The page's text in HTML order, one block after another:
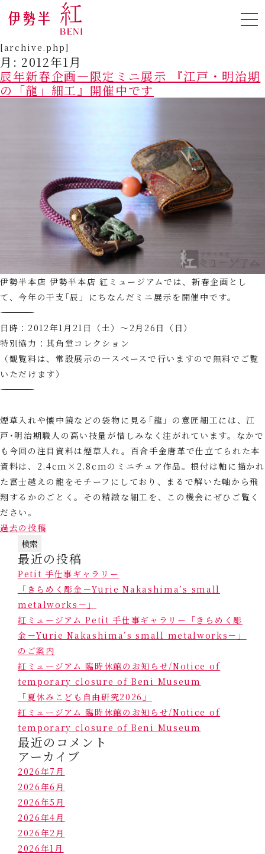
[archive.php]
月: 2012年1月
辰年新春企画―限定ミニ展示 『江戸・明治期
の「龍」細工』開催中です
伊勢半本店 伊勢半本店 紅ミュージアムでは、新春企画とし
て、今年の干支｢辰」にちなんだミニ展示を開催中です。
―――――――――――――――――――――――――――――――――
日時：2012年1月21日（土）～2月26日（日）
特別協力：其角堂コレクション
（観覧料は、常設展示の一スペースで行いますので無料でご覧
いただけます）
―――――――――――――――――――――――――――――――――
煙草入れや懐中鏡などの袋物に見る｢龍」の意匠細工には、江
戸･明治期職人の高い技量が惜しみなく注がれています。なかで
も今回の注目資料は煙草入れ。百合手金唐革で仕立てられた本
資料は、2.4cm×2.8cmのミニチュア作品。根付は軸に描かれ
た富士越えの龍をモチーフにしており、まるで解いた軸から飛
翔するかのごとく。その精緻な細工を、この機会にぜひご覧く
ださい。
投
過去の投稿
検
索:
最近の投稿
Petit 手仕事ギャラリー
「きらめく彫金－Yurie Nakashima’s small
metalworks－」
紅ミュージアム Petit 手仕事ギャラリー「きらめく彫
金－Yurie Nakashima’s small metalworks－」
のご案内
紅ミュージアム 臨時休館のお知らせ/Notice of
temporary closure of Beni Museum
「夏休みこども自由研究2026」
紅ミュージアム 臨時休館のお知らせ/Notice of
temporary closure of Beni Museum
最近のコメント
アーカイブ
2026年7月
2026年6月
2026年5月
2026年4月
2026年2月
2026年1月